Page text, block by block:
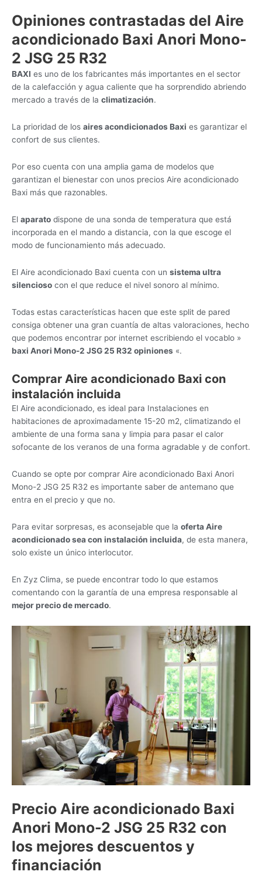
Opiniones contrastadas del Aire
acondicionado Baxi Anori Mono-
2 JSG 25 R32
BAXI es uno de los fabricantes más importantes en el sector
de la calefacción y agua caliente que ha sorprendido abriendo
mercado a través de la climatización.
La prioridad de los aires acondicionados Baxi es garantizar el
confort de sus clientes.
Por eso cuenta con una amplia gama de modelos que
garantizan el bienestar con unos precios Aire acondicionado
Baxi más que razonables.
El aparato dispone de una sonda de temperatura que está
incorporada en el mando a distancia, con la que escoge el
modo de funcionamiento más adecuado.
El Aire acondicionado Baxi cuenta con un sistema ultra
silencioso con el que reduce el nivel sonoro al mínimo.
Todas estas características hacen que este split de pared
consiga obtener una gran cuantía de altas valoraciones, hecho
que podemos encontrar por internet escribiendo el vocablo »
baxi Anori Mono-2 JSG 25 R32 opiniones «.
Comprar Aire acondicionado Baxi con
instalación incluida
El Aire acondicionado, es ideal para Instalaciones en
habitaciones de aproximadamente 15-20 m2, climatizando el
ambiente de una forma sana y limpia para pasar el calor
sofocante de los veranos de una forma agradable y de confort.
Cuando se opte por comprar Aire acondicionado Baxi Anori
Mono-2 JSG 25 R32 es importante saber de antemano que
entra en el precio y que no.
Para evitar sorpresas, es aconsejable que la oferta Aire
acondicionado sea con instalación incluida, de esta manera,
solo existe un único interlocutor.
En Zyz Clima, se puede encontrar todo lo que estamos
comentando con la garantía de una empresa responsable al
mejor precio de mercado.
Precio Aire acondicionado Baxi
Anori Mono-2 JSG 25 R32 con
los mejores descuentos y
financiación